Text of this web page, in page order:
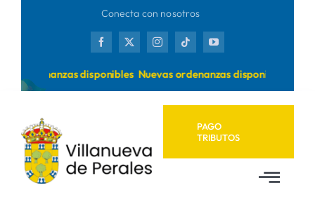
Conecta con nosotros
ordenanzas disponibles Nuevas ordenanzas disponibles
PAGO
TRIBUTOS